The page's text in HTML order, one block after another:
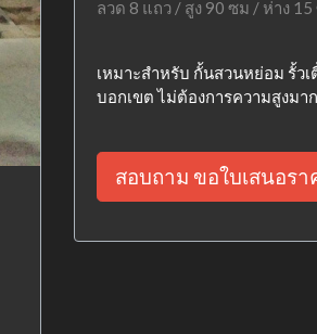
ลวด 8 แถว / สูง 90 ซม / ห่าง 15
เหมาะสำหรับ กั้นสวนหย่อม รั้ว
บอกเขต ไม่ต้องการความสูงมาก
สอบถาม ขอใบเสนอรา